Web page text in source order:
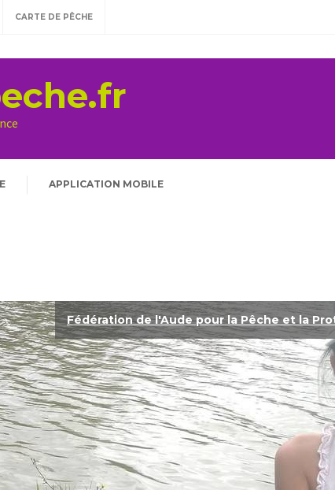
CARTE DE PÊCHE
APPLICATION MOBILE
Fédération de l'Aude pour la Pêche et la